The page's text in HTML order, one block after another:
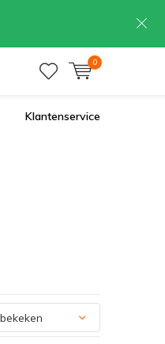
0
Klantenservice